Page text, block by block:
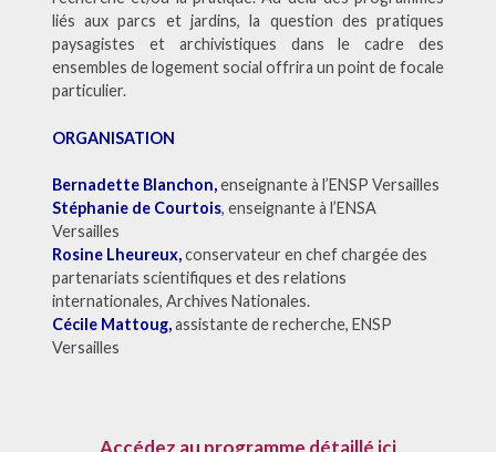
liés aux parcs et jardins, la question des pratiques
paysagistes et archivistiques dans le cadre des
ensembles de logement social offrira un point de focale
particulier.
ORGANISATION
Bernadette Blanchon, enseignante à l’ENSP Versailles
Stéphanie de Courtois, enseignante à l’ENSA
Versailles
Rosine Lheureux,conservateur en chef chargée des
partenariats scientifiques et des relations
internationales, Archives Nationales.
Cécile Mattoug, assistante de recherche, ENSP
Versailles
Accédez au programme détaillé ici